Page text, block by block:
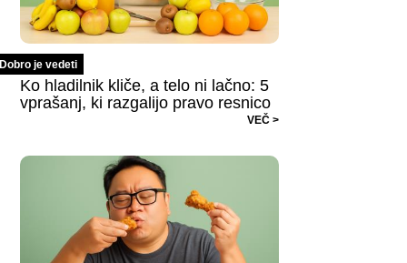
Dobro je vedeti
Ko hladilnik kliče, a telo ni lačno: 5
vprašanj, ki razgalijo pravo resnico
VEČ >